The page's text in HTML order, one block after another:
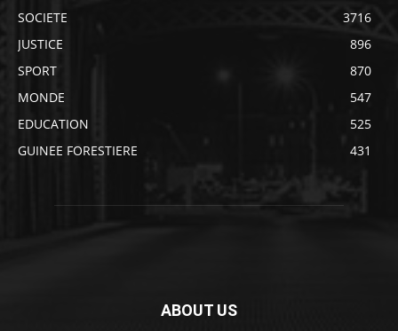
SOCIETE
3716
JUSTICE
896
SPORT
870
MONDE
547
EDUCATION
525
GUINEE FORESTIERE
431
ABOUT US